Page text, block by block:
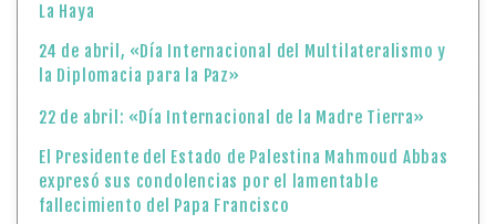
La Haya
24 de abril, «Día Internacional del Multilateralismo y
la Diplomacia para la Paz»
22 de abril: «Día Internacional de la Madre Tierra»
El Presidente del Estado de Palestina Mahmoud Abbas
expresó sus condolencias por el lamentable
fallecimiento del Papa Francisco